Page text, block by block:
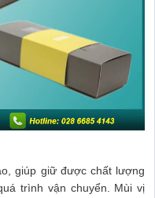
giúp giữ được chất lượng
trình vận chuyển. Mùi vị